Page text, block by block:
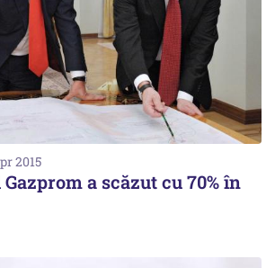
2015
a scăzut cu 70% în